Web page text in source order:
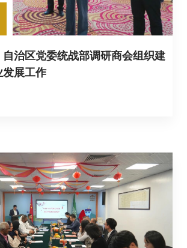
自治区党委统战部调研商会组织建
发展工作